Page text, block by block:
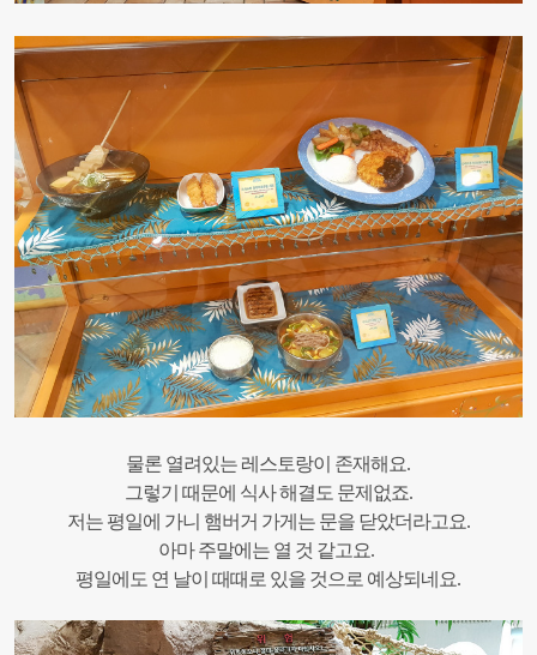
물론 열려있는 레스토랑이 존재해요.
그렇기 때문에 식사 해결도 문제없죠.
저는 평일에 가니 햄버거 가게는 문을 닫았더라고요.
아마 주말에는 열 것 같고요.
평일에도 연 날이 때때로 있을 것으로 예상되네요.